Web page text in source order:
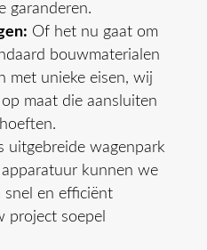
garanderen.
Of het nu gaat om
bouwmaterialen
met unieke eisen, wij
maat die aansluiten
uitgebreide wagenpark
apparatuur kunnen we
en efficiënt
project soepel